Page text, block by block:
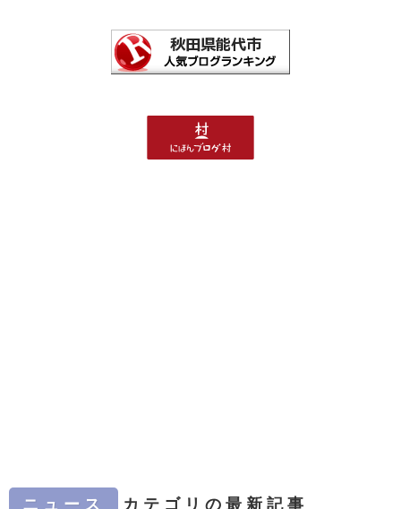
ニュース カテゴリの最新記事